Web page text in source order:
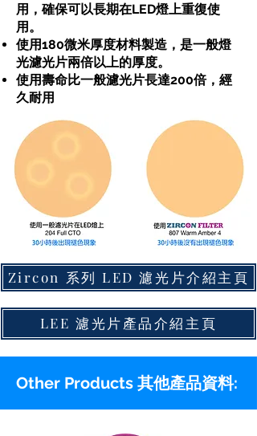
用，確保可以長期在LED燈上重復使
用。
使用180微米厚度材料製造，是一般燈
光濾光片兩倍以上的厚度。
使用壽命比一般濾光片長達200倍，經
久耐用
Zircon 系列 LED 濾光片介紹主頁
LEE 濾光片產品介紹主頁
Other Products 其他產品資料: